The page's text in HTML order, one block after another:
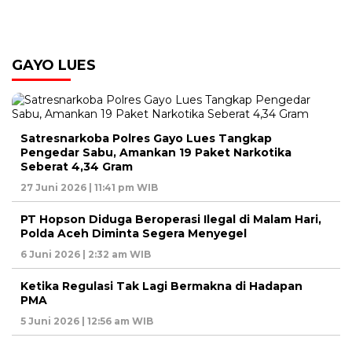
GAYO LUES
Satresnarkoba Polres Gayo Lues Tangkap
Pengedar Sabu, Amankan 19 Paket Narkotika
Seberat 4,34 Gram
27 Juni 2026 | 11:41 pm WIB
PT Hopson Diduga Beroperasi Ilegal di Malam Hari,
Polda Aceh Diminta Segera Menyegel
6 Juni 2026 | 2:32 am WIB
Ketika Regulasi Tak Lagi Bermakna di Hadapan
PMA
5 Juni 2026 | 12:56 am WIB